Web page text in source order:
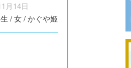
月14日
/女/かぐや姫